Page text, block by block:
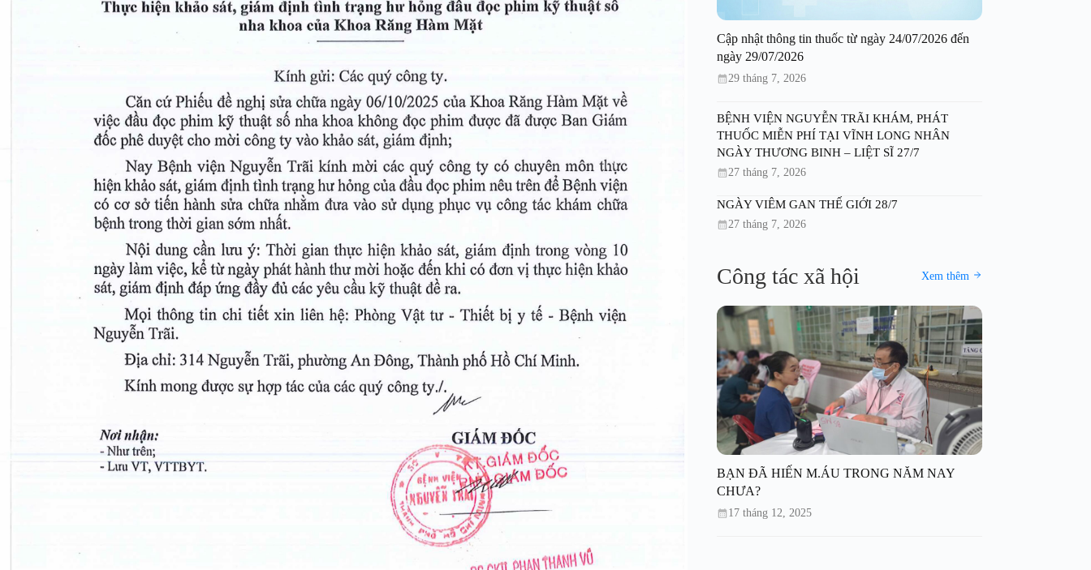
Cập nhật thông tin thuốc từ ngày 24/07/2026 đến
ngày 29/07/2026
29 tháng 7, 2026
BỆNH VIỆN NGUYỄN TRÃI KHÁM, PHÁT
THUỐC MIỄN PHÍ TẠI VĨNH LONG NHÂN
NGÀY THƯƠNG BINH – LIỆT SĨ 27/7
27 tháng 7, 2026
NGÀY VIÊM GAN THẾ GIỚI 28/7
27 tháng 7, 2026
Công tác xã hội Xem thêm
BẠN ĐÃ HIẾN M.ÁU TRONG NĂM NAY
CHƯA?
17 tháng 12, 2025